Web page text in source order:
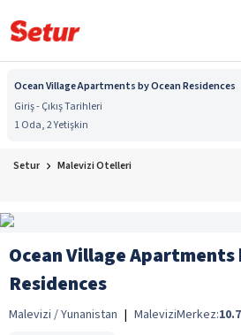
Ocean Village Apartments by Ocean Residences
Giriş - Çıkış Tarihleri
1 Oda, 2 Yetişkin
Setur Malevizi Otelleri
Ocean Village Apartments
Residences
Malevizi / Yunanistan | MaleviziMerkez:10.7